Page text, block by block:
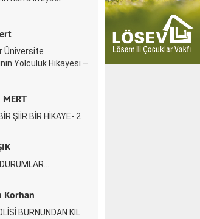
Üniversite
Yolculuk Hikayesi –
MERT
ŞİİR BİR HİKAYE- 2
Korhan
BURNUNDAN KIL